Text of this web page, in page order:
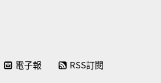
電子報 RSS訂閱